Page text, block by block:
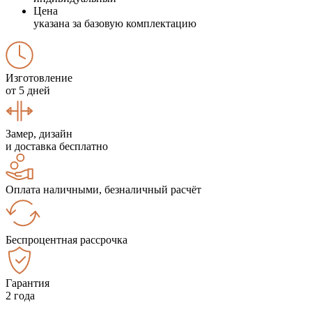
Цена
указана за базовую комплектацию
Изготовление
от 5 дней
Замер, дизайн
и доставка бесплатно
Оплата наличными, безналичный расчёт
Беспроцентная рассрочка
Гарантия
2 года